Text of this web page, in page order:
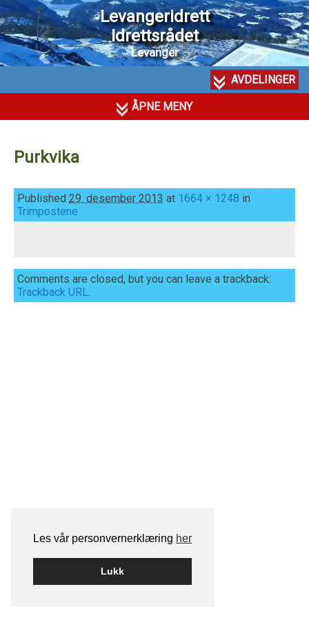
Les vår personvernerklæring her
Lukk
Levangeridrett
Idrettsrådet
Levanger
AVDELINGER
ÅPNE MENY
Purkvika
Published 29. desember 2013 at 1664 × 1248 in
Trimpostene
Comments are closed, but you can leave a trackback:
Trackback URL.